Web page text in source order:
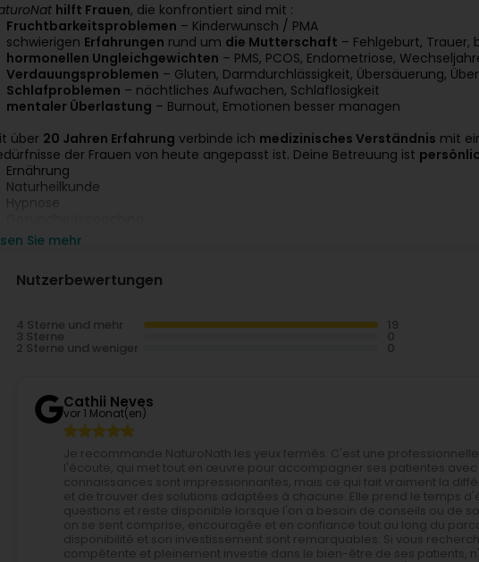
hilft Frauen, die konfrontiert sind mit :
Fruchtbarkeitsproblemen – Kinderwunsch / PMA
schwierigen Erfahrungen rund um die Mutterschaft – Fehlgeburt,
hormonellen Ungleichgewichten – PMS, PCOS, Endometriose,
Verdauungsproblemen – Gluten, Darmdurchlässigkeit, Übersäuerung,
Schlafproblemen – nächtliches Aufwachen, Schlaflosigkeit
mentaler Überlastung – Burnout, Emotionen besser managen
über 20 Jahren Erfahrung verbinde ich medizinisches Verständnis mit
der Frauen von heute angepasst ist. Deine Betreuung ist
Ernährung
Naturheilkunde
Hypnose
erste Schrittist einkostenloses Kennenlerngespräch , um zu sehen,
Sie mehr
Nutzerbewertungen
4 Sterne und mehr
3 Sterne
2 Sterne und weniger
Cathii Neves
vor 1 Monat(en)
Je recommande NaturoNath les yeux fermés. C'est une
l'écoute, qui met tout en œuvre pour accompagner ses patientes avec
connaissances sont impressionnantes, mais ce qui fait vraiment la
et de trouver des solutions adaptées à chacune. Elle prend le temps
questions et reste disponible lorsque l'on a besoin de conseils ou de
on se sent comprise, encouragée et en confiance tout au long du
disponibilité et son investissement sont remarquables. Si vous
compétente et pleinement investie dans le bien-être de ses patients,